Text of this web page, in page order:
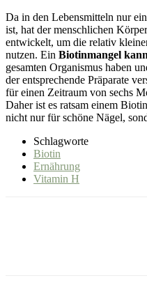
Da in den Lebensmitteln nur
ist, hat der menschlichen
entwickelt, um die relativ
nutzen. Ein Biotinmangel
gesamten Organismus haben
der entsprechende Präparate
für einen Zeitraum von sechs
Daher ist es ratsam einem
nicht nur für schöne Nägel,
Schlagworte
Biotin
Ernährung
Vitamin H